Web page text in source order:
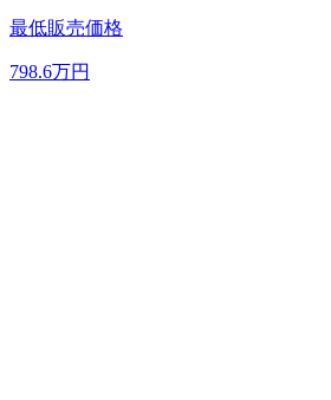
最低販売価格
798.6万円